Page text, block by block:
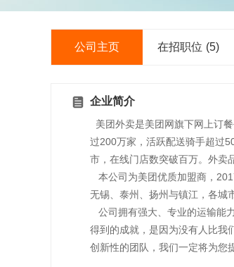
公司主页 在招职位 (5)
企业简介
美团外卖是美团网旗下网上订
过200万家，活跃配送骑手超过
市，在线门店数突破百万。外卖
本公司为美团优质加盟商，
无锡、泰州、扬州与镇江，各城
公司拥有强大、专业的运输能
得到的成就，是因为没有人比我
创新性的团队，我们一定将为您